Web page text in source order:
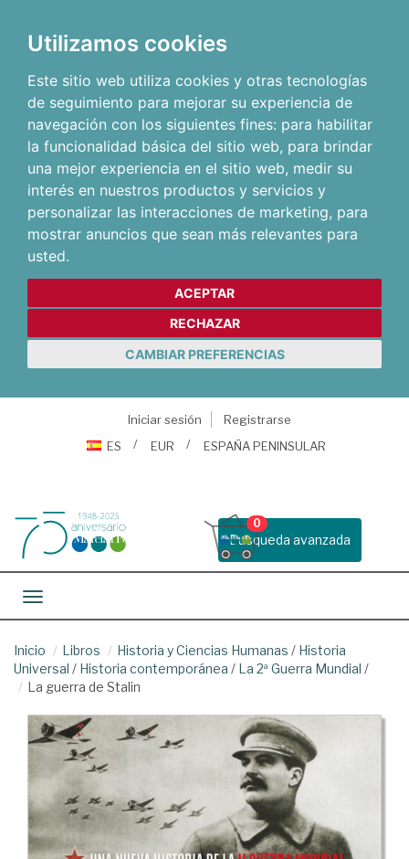
Utilizamos cookies
Este sitio web utiliza cookies y otras tecnologías
de seguimiento para mejorar su experiencia de
navegación con los siguientes fines: para habilitar
la funcionalidad básica del sitio web, para brindar
una mejor experiencia en el sitio web, medir su
interés en nuestros productos y servicios y
personalizar las interacciones de marketing, para
mostrar anuncios que sean más relevantes para
usted.
ACEPTAR
RECHAZAR
CAMBIAR PREFERENCIAS
Iniciar sesión
Registrarse
ES
EUR ESPAÑA PENINSULAR
Busqueda avanzada
0
Toggle navigation
Inicio Libros Historia y Ciencias Humanas / Historia
Universal / Historia contemporánea / La 2ª Guerra Mundial /
La guerra de Stalin